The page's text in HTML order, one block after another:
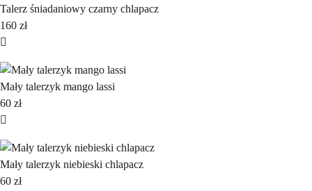
Talerz śniadaniowy czarny chlapacz
160 zł
Mały talerzyk mango lassi
60 zł
Mały talerzyk niebieski chlapacz
60 zł